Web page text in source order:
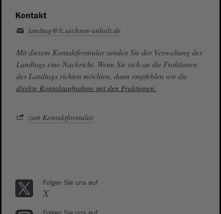
Kontakt
landtag@lt.sachsen-anhalt.de
Mit diesem Kontaktformular senden Sie der Verwaltung des
Landtags eine Nachricht. Wenn Sie sich an die Fraktionen
des Landtags richten möchten, dann empfehlen wir die
direkte Kontaktaufnahme mit den Fraktionen.
zum Kontaktformular
Folgen Sie uns auf
X